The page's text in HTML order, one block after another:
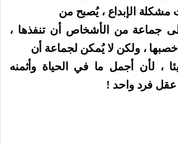
مشكلة الإبداع ، يُصبح من
جماعة من الأشخاص أن تنفذها ،
، ولكن لا يُمكن لجماعة أن
، لأن أجمل ما في الحياة وأثمنه
فرد واحد !